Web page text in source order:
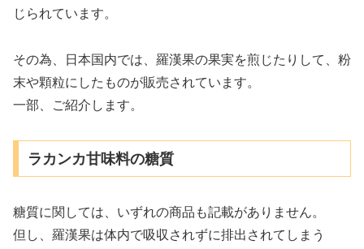
じられています。
その為、日本国内では、羅漢果の果実を煎じたりして、粉
末や顆粒にしたものが販売されています。
一部、ご紹介します。
ラカンカ甘味料の糖質
糖質に関しては、いずれの商品も記載がありません。
但し、羅漢果は体内で吸収されずに排出されてしまう